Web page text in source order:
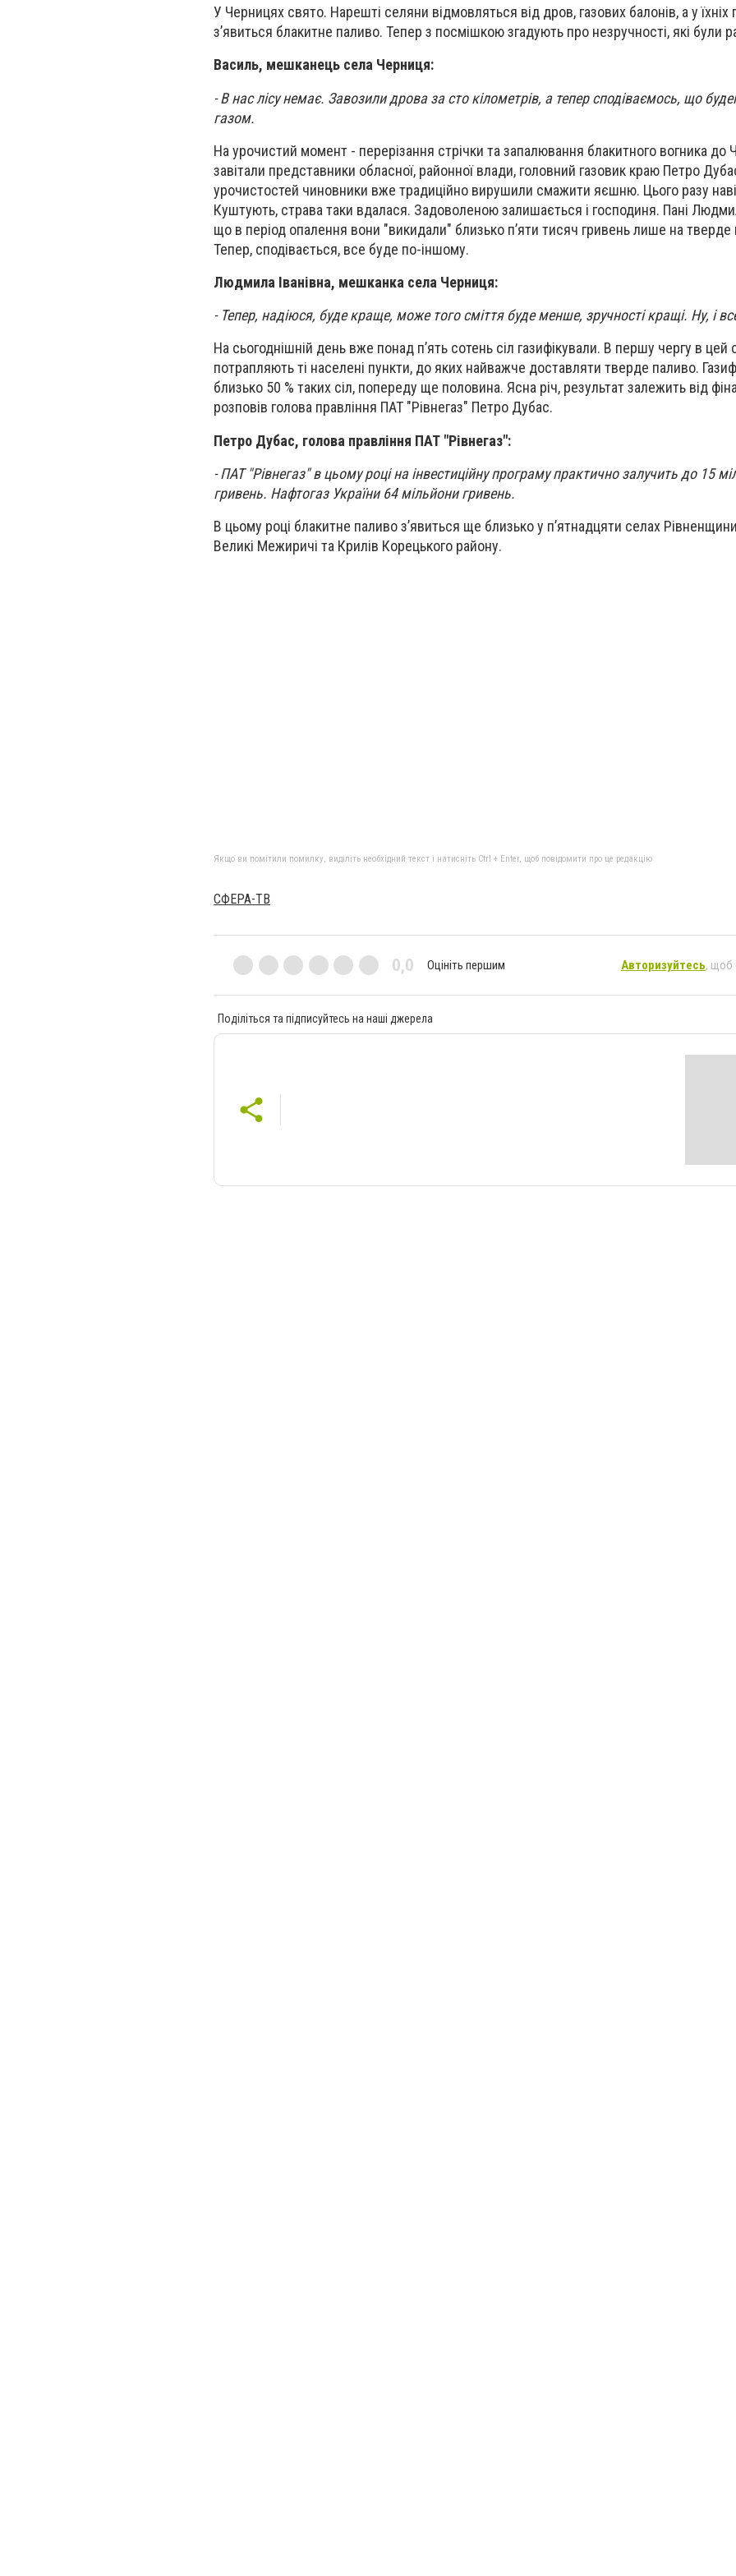
У Черницях свято. Нарешті селяни відмовляться від дров, газових балонів, а у
з’явиться блакитне паливо. Тепер з посмішкою згадують про незручності, які були
Василь, мешканець села Черниця:
- В нас лісу немає. Завозили дрова за сто кілометрів, а тепер сподіваємось, що
газом.
На урочистий момент - перерізання стрічки та запалювання блакитного вогника до
завітали представники обласної, районної влади, головний газовик краю Петро
урочистостей чиновники вже традиційно вирушили смажити яєшню. Цього разу
Куштують, страва таки вдалася. Задоволеною залишається і господиня. Пані
що в період опалення вони "викидали" близько п’яти тисяч гривень лише на тверде
Тепер, сподівається, все буде по-іншому.
Людмила Іванівна, мешканка села Черниця:
- Тепер, надіюся, буде краще, може того сміття буде менше, зручності кращі. Ну, і
На сьогоднішній день вже понад п’ять сотень сіл газифікували. В першу чергу в цей
потрапляють ті населені пункти, до яких найважче доставляти тверде паливо.
близько 50 % таких сіл, попереду ще половина. Ясна річ, результат залежить від
розповів голова правління ПАТ "Рівнегаз" Петро Дубас.
Петро Дубас, голова правління ПАТ "Рівнегаз":
- ПАТ "Рівнегаз" в цьому році на інвестиційну програму практично залучить до 15
гривень. Нафтогаз України 64 мільйони гривень.
В цьому році блакитне паливо з’явиться ще близько у п’ятнадцяти селах
Великі Межиричі та Крилів Корецького району.
Якщо ви помітили помилку, виділіть необхідний текст і натисніть Ctrl + Enter, щоб повідомити про це редакцію
СФЕРА-ТВ
0,0 Оцініть першим Авторизуйтесь, щоб
Поділіться та підписуйтесь на наші джерела